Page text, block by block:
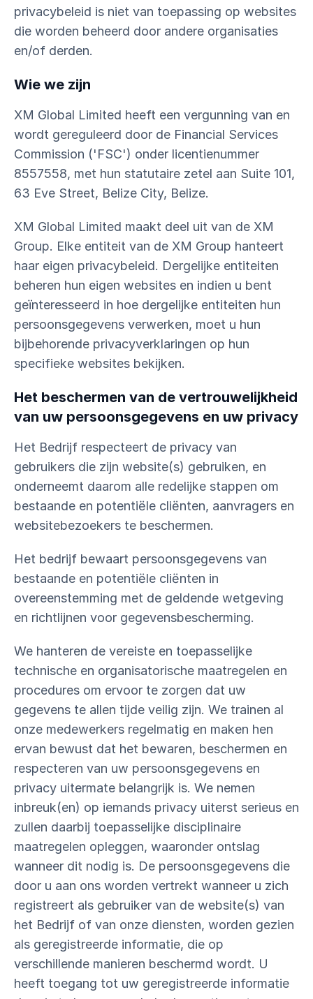
privacybeleid is niet van toepassing op websites
die worden beheerd door andere organisaties
en/of derden.
Wie we zijn
XM Global Limited heeft een vergunning van en
wordt gereguleerd door de Financial Services
Commission ('FSC') onder licentienummer
8557558, met hun statutaire zetel aan Suite 101,
63 Eve Street, Belize City, Belize.
XM Global Limited maakt deel uit van de XM
Group. Elke entiteit van de XM Group hanteert
haar eigen privacybeleid. Dergelijke entiteiten
beheren hun eigen websites en indien u bent
geïnteresseerd in hoe dergelijke entiteiten hun
persoonsgegevens verwerken, moet u hun
bijbehorende privacyverklaringen op hun
specifieke websites bekijken.
Het beschermen van de vertrouwelijkheid
van uw persoonsgegevens en uw privacy
Het Bedrijf respecteert de privacy van
gebruikers die zijn website(s) gebruiken, en
onderneemt daarom alle redelijke stappen om
bestaande en potentiële cliënten, aanvragers en
websitebezoekers te beschermen.
Het bedrijf bewaart persoonsgegevens van
bestaande en potentiële cliënten in
overeenstemming met de geldende wetgeving
en richtlijnen voor gegevensbescherming.
We hanteren de vereiste en toepasselijke
technische en organisatorische maatregelen en
procedures om ervoor te zorgen dat uw
gegevens te allen tijde veilig zijn. We trainen al
onze medewerkers regelmatig en maken hen
ervan bewust dat het bewaren, beschermen en
respecteren van uw persoonsgegevens en
privacy uitermate belangrijk is. We nemen
inbreuk(en) op iemands privacy uiterst serieus en
zullen daarbij toepasselijke disciplinaire
maatregelen opleggen, waaronder ontslag
wanneer dit nodig is. De persoonsgegevens die
door u aan ons worden vertrekt wanneer u zich
registreert als gebruiker van de website(s) van
het Bedrijf of van onze diensten, worden gezien
als geregistreerde informatie, die op
verschillende manieren beschermd wordt. U
heeft toegang tot uw geregistreerde informatie